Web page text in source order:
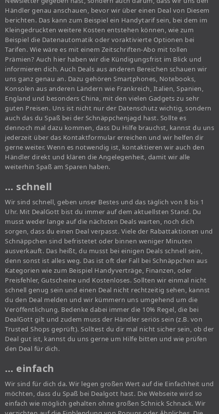
Händler genau anschauen, bevor wir über einen Deal von Diesem
berichten. Das kann zum Beispiel ein Handytarif sein, bei dem im
Kleingedruckten weitere Kosten entstehen können, wie zum
Beispiel die Datenautomatik oder voraktivierte Optionen bei
Tarifen. Wie wäre es mit einem Zeitschriften-Abo mit tollen
Prämien? Auch hier haben wir die Kündigungsfrist im Blick und
informieren dich. Auch Deals aus anderen Bereichen schauen wir
uns ganz genau an. Dazu gehören Smartphones, Notebooks,
Konsolen aus anderen Ländern wie Frankreich, Italien, Spanien,
England und besonders China, mit den vielen Gadgets zu sehr
guten Preisen. Uns ist nicht nur der Datenschutz wichtig, sondern
auch das du Spaß bei der Schnäppchenjagd hast. Sollte es
dennoch mal dazu kommen, dass Du Hilfe brauchst, kannst du uns
jederzeit über das Kontaktformular erreichen und wir helfen dir
gerne weiter. Wenn es notwendig ist, kontaktieren wir auch den
Händler direkt und klären die Angelegenheit, damit wir alle
weiterhin Spaß am Sparen haben.
… schnell
Wir sind schnell, geben unser Bestes und das täglich von 8 bis 1
Uhr. Mit DealGott bist du immer auf dem aktuellsten Stand. Du
musst weder lange auf die nächsten Deals warten, noch dich
sorgen, dass du einen Deal verpasst. Viele der Rabattaktionen und
Schnäppchen sind befristetet oder binnen weniger Minuten
ausverkauft. Das heißt, du musst bei einigen Deals schnell sein,
denn sonst ist alles weg. Das ist oft der Fall bei Schnäppchen aus
Kategorien wie zum Beispiel Handyverträge, Finanzen, oder
Preisfehler, Gutscheine und Kostenloses. Sollten wir einmal nicht
schnell genug sein und einen Deal nicht rechtzeitig sehen, kannst
du den Deal melden und wir kümmern uns umgehend um die
Veröffentlichung. Bedenke dabei immer die 10% Regel, die bei
DealGott gilt und zudem muss der Händler seriös sein (z.B. von
Trusted Shops geprüft). Solltest du dir mal nicht sicher sein, ob der
Deal gut ist, kannst du uns gerne um Hilfe bitten und wie prüfen
den Deal für dich.
… einfach
Wir sind für dich da. Wir legen großen Wert auf die Einfachheit und
möchten, dass du Spaß bei Dealgott hast. Die Webseite wird so
einfach wie möglich gehalten ohne großen Schnick Schnack. Wir